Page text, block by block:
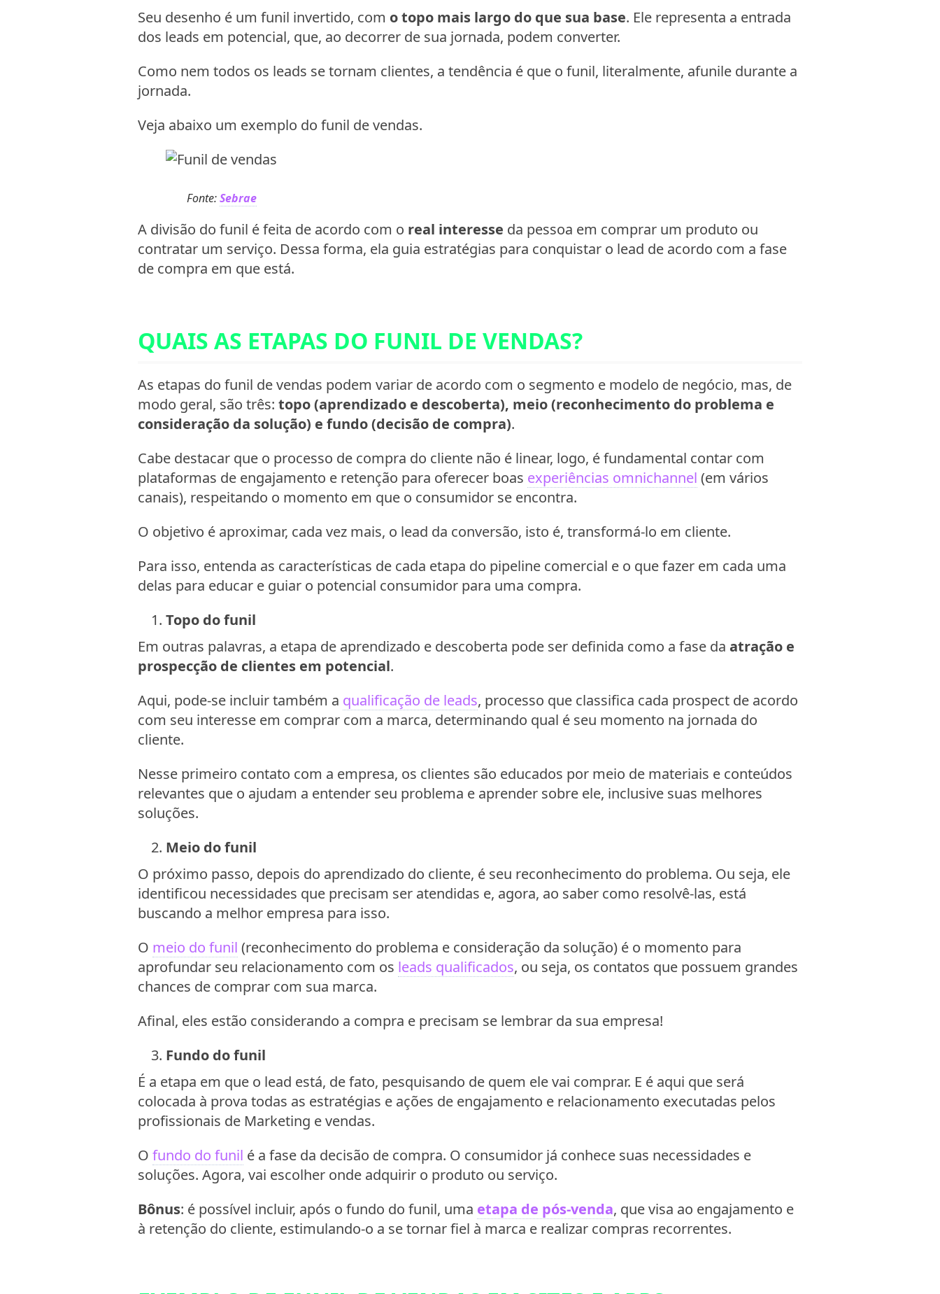
Seu desenho é um funil invertido, com o topo mais largo do que sua base. Ele representa a entrada
dos leads em potencial, que, ao decorrer de sua jornada, podem converter.
Como nem todos os leads se tornam clientes, a tendência é que o funil, literalmente, afunile durante a
jornada.
Veja abaixo um exemplo do funil de vendas.
Fonte:Sebrae
A divisão do funil é feita de acordo com o real interesse da pessoa em comprar um produto ou
contratar um serviço. Dessa forma, ela guia estratégias para conquistar o lead de acordo com a fase
de compra em que está.
QUAIS AS ETAPAS DO FUNIL DE VENDAS?
As etapas do funil de vendas podem variar de acordo com o segmento e modelo de negócio, mas, de
modo geral, são três: topo (aprendizado e descoberta), meio (reconhecimento do problema e
consideração da solução) e fundo (decisão de compra).
Cabe destacar que o processo de compra do cliente não é linear, logo, é fundamental contar com
plataformas de engajamento e retenção para oferecer boas experiências omnichannel (em vários
canais), respeitando o momento em que o consumidor se encontra.
O objetivo é aproximar, cada vez mais, o lead da conversão, isto é, transformá-lo em cliente.
Para isso, entenda as características de cada etapa do pipeline comercial e o que fazer em cada uma
delas para educar e guiar o potencial consumidor para uma compra.
Topo do funil
Em outras palavras, a etapa de aprendizado e descoberta pode ser definida como a fase da atração e
prospecção de clientes em potencial.
Aqui, pode-se incluir também a qualificação de leads, processo que classifica cada prospect de acordo
com seu interesse em comprar com a marca, determinando qual é seu momento na jornada do
cliente.
Nesse primeiro contato com a empresa, os clientes são educados por meio de materiais e conteúdos
relevantes que o ajudam a entender seu problema e aprender sobre ele, inclusive suas melhores
soluções.
Meio do funil
O próximo passo, depois do aprendizado do cliente, é seu reconhecimento do problema. Ou seja, ele
identificou necessidades que precisam ser atendidas e, agora, ao saber como resolvê-las, está
buscando a melhor empresa para isso.
O meio do funil (reconhecimento do problema e consideração da solução) é o momento para
aprofundar seu relacionamento com os leads qualificados, ou seja, os contatos que possuem grandes
chances de comprar com sua marca.
Afinal, eles estão considerando a compra e precisam se lembrar da sua empresa!
Fundo do funil
É a etapa em que o lead está, de fato, pesquisando de quem ele vai comprar. E é aqui que será
colocada à prova todas as estratégias e ações de engajamento e relacionamento executadas pelos
profissionais de Marketing e vendas.
O fundo do funil é a fase da decisão de compra. O consumidor já conhece suas necessidades e
soluções. Agora, vai escolher onde adquirir o produto ou serviço.
Bônus: é possível incluir, após o fundo do funil, uma etapa de pós-venda, que visa ao engajamento e
à retenção do cliente, estimulando-o a se tornar fiel à marca e realizar compras recorrentes.